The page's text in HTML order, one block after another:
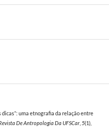
dicas”: uma etnografia da relação entre
De Antropologia Da UFSCar,5(1),